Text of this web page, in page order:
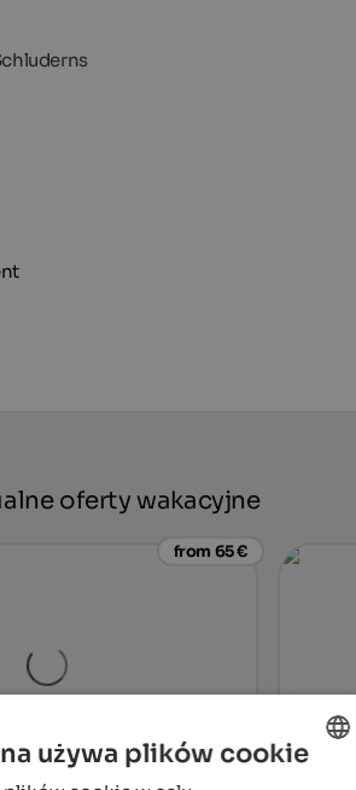
oferty wakacyjne
from 65 €
używa plików cookie